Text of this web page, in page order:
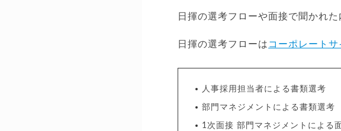
日揮の選考フローや面接で聞かれた
日揮の選考フローは コーポレートサ
人事採用担当者による書類選考
部門マネジメントによる書類選考
1次面接 部門マネジメントによる